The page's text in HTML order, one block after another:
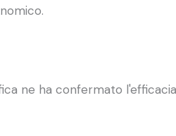
ne ha confermato